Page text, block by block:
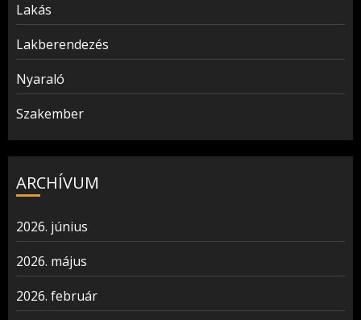
Lakás
Lakberendezés
Nyaraló
Szakember
ARCHÍVUM
2026. június
2026. május
2026. február